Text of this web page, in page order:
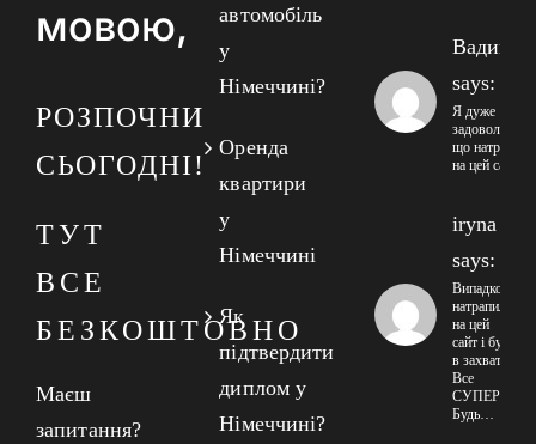
мовою,
РОЗПОЧНИ
СЬОГОДНІ!
ТУТ
ВСЕ
БЕЗКОШТОВНО
Маєш
запитання?
автомобіль
у
Німеччині?
Оренда
квартири
у
Німеччині
Як
підтвердити
диплом у
Німеччині?
Вадим
says:
Я дуже
задоволений
що натрапив
на цей сайт
iryna
says:
Випадково
натрапила
на цей
сайт і була
в захваті!
Все
СУПЕР!
Будь…